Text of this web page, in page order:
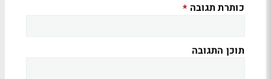
כותרת תגובה *
תוכן התגובה